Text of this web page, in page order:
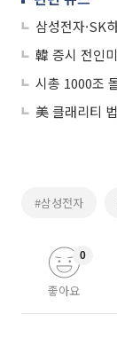
#삼성전자
좋아요
0